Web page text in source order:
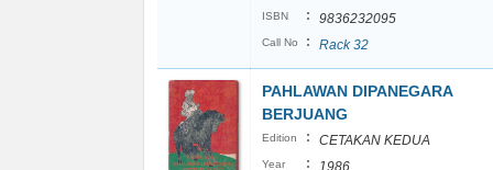
ISBN : 9836232095
Call No : Rack 32
PAHLAWAN DIPANEGARA
BERJUANG
Edition : CETAKAN KEDUA
Year : 1986